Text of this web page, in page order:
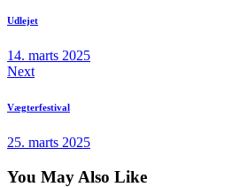
Udlejet
14. marts 2025
Next
Vægterfestival
25. marts 2025
You May Also Like